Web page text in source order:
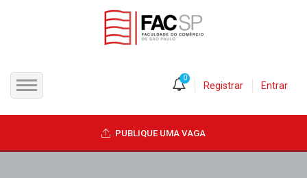
CANDIDATOS
0
Registrar Entrar
PUBLIQUE UMA VAGA